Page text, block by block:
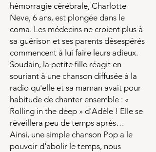
hémorragie cérébrale, Charlotte
Neve, 6 ans, est plongée dans le
coma. Les médecins ne croient plus à
sa guérison et ses parents désespérés
commencent à lui faire leurs adieux.
Soudain, la petite fille réagit en
souriant à une chanson diffusée à la
radio qu'elle et sa maman avait pour
habitude de chanter ensemble : «
Rolling in the deep » d'Adèle ! Elle se
réveillera peu de temps après…
Ainsi, une simple chanson Pop a le
pouvoir d'abolir le temps, nous